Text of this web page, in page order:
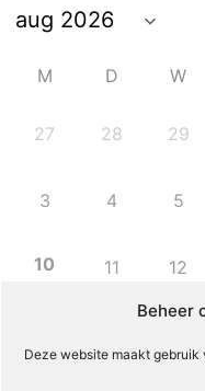
Beheer
Deze website maakt gebruik
M D W
27 28 29
3 4 5
10 11 12